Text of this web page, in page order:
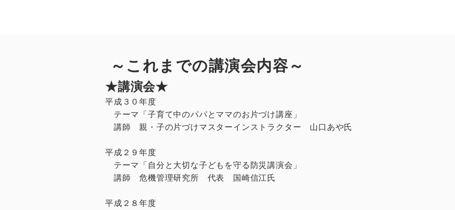
～これまでの講演会内容～
★講演会★
平成３０年度
テーマ「子育て中のパパとママのお片づけ講座」
講師 親・子の片づけマスターインストラクター 山口あや氏
平成２９年度
テーマ「自分と大切な子どもを守る防災講演会」
講師 危機管理研究所 代表 国崎信江氏
平成２８年度